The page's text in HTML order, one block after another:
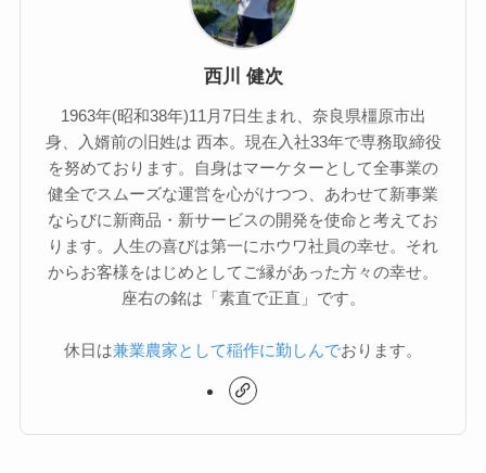
西川 健次
1963年(昭和38年)11月7日生まれ、奈良県橿原市出
身、入婿前の旧姓は 西本。現在入社33年で専務取締役
を努めております。自身はマーケターとして全事業の
健全でスムーズな運営を心がけつつ、あわせて新事業
ならびに新商品・新サービスの開発を使命と考えてお
ります。人生の喜びは第一にホウワ社員の幸せ。それ
からお客様をはじめとしてご縁があった方々の幸せ。
座右の銘は「素直で正直」です。
休日は兼業農家として稲作に勤しんでおります。